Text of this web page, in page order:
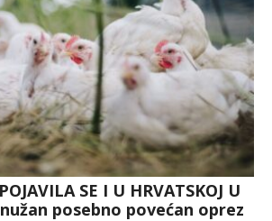
SE I U HRVATSKOJ U
posebno povećan oprez